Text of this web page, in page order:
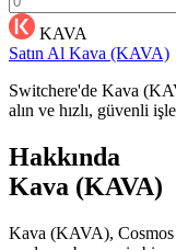
KAVA
Satın Al Kava (KAVA)
Switchere'de Kava
alın ve hızlı, güvenli
Hakkında
Kava (KAVA)
Kava (KAVA), Cosmos